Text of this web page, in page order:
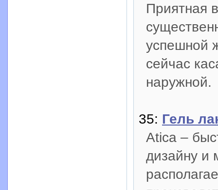
Приятная
успешной
сейчас
наружной.
35: Гель
Аtica –
дизайну и